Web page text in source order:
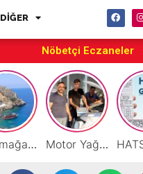
DİĞER
Nöbetçi Eczaneler
Karamağara Koyu Doğu Akdeniz’in Turizm Yıldızı Oluyor Motor Yağı ve Aküde Güvenilir Hizmet Antakya’da Başladı